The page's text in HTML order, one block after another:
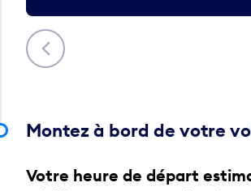
Précédent
Montez à bord de votre
Votre heure de départ